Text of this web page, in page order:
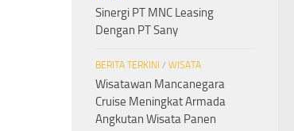
Sinergi PT MNC Leasing
Dengan PT Sany
BERITA TERKINI / WISATA
Wisatawan Mancanegara
Cruise Meningkat Armada
Angkutan Wisata Panen